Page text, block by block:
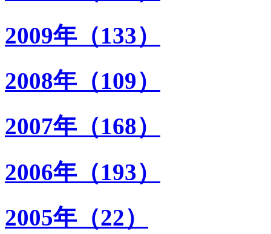
2009年（133）
2008年（109）
2007年（168）
2006年（193）
2005年（22）